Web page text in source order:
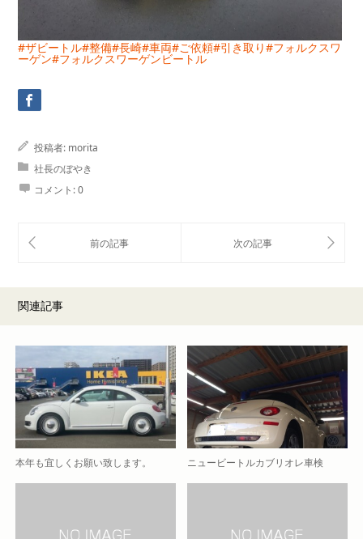
#ザビートル#整備#長崎#車両#ご依頼#引き取り#フォルクスワ
ーゲン#フォルクスワーゲンビートル
投稿者: morita
社長のぼやき
コメント:0
関連記事
本年も宜しくお願い致します。 ニュービートルカブリオレ車検